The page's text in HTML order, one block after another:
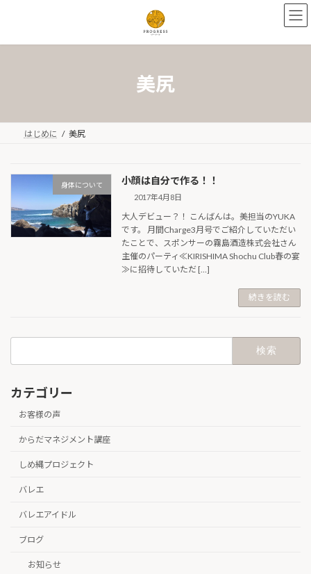
ン
ー
美尻
はじめに 美尻
身体について 小顔は自分で作る！！
2017年4月8日
大人デビュー？！ こんばんは。美担当のYUKA
です。 月間Charge3月号でご紹介していただい
たことで、スポンサーの霧島酒造株式会社さん
主催のパーティ≪KIRISHIMA Shochu Club春の宴
≫に招待していただ […]
続きを読む
カテゴリー
お客様の声
からだマネジメント講座
しめ縄プロジェクト
バレエ
バレエアイドル
ブログ
お知らせ